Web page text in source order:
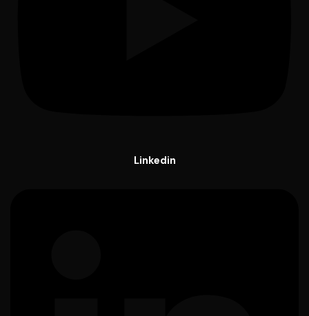
Linkedin